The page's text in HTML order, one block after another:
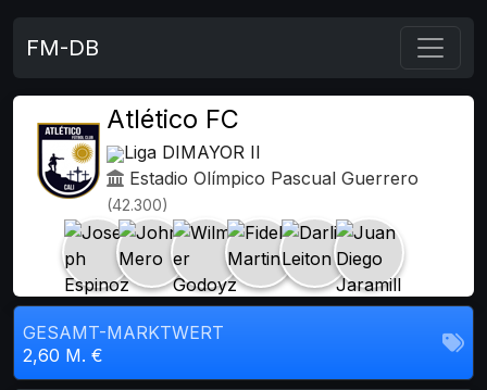
FM-DB
Atlético FC
Liga DIMAYOR II
Estadio Olímpico Pascual Guerrero
(42.300)
GESAMT-MARKTWERT
2,60 M. €